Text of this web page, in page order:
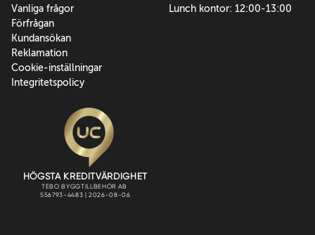
Vanliga frågor
Förfrågan
Kundansökan
Reklamation
Cookie-inställningar
Integritetspolicy
Lunch kontor: 12:00-13:00